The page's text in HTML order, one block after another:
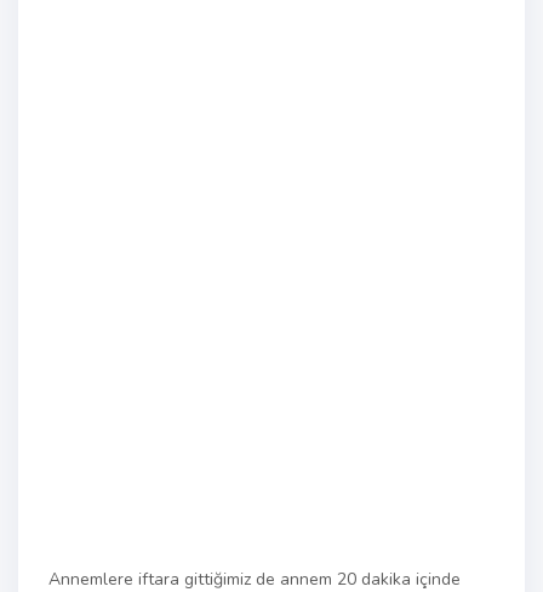
Annemlere iftara gittiğimiz de annem 20 dakika içinde